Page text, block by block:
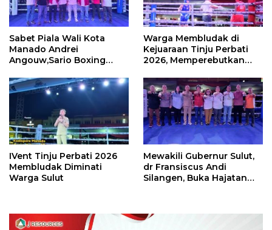
Sabet Piala Wali Kota
Manado Andrei
Angouw,Sario Boxing
Perbati 2026
Warga Membludak di
Kejuaraan Tinju Perbati
2026, Memperebutkan
IVent Tinju Perbati 2026
Membludak Diminati
Warga Sulut
Mewakili Gubernur Sulut,
dr Fransiscus Andi
Silangen, Buka Hajatan